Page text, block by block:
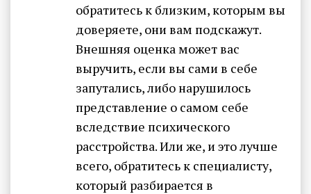
обратитесь к близким, которым вы
доверяете, они вам подскажут.
Внешняя оценка может вас
выручить, если вы сами в себе
запутались, либо нарушилось
представление о самом себе
вследствие психического
расстройства. Или же, и это лучше
всего, обратитесь к специалисту,
который разбирается в